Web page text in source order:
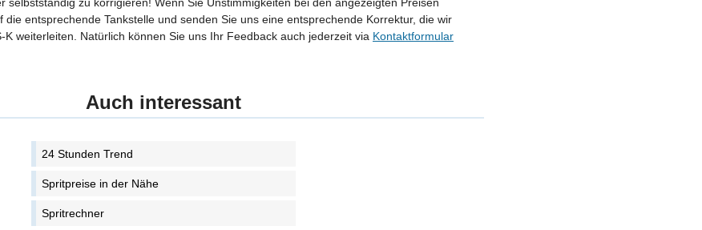
die entsprechende Tankstelle und senden Sie uns eine entsprechende Korrektur, die wir
weiterleiten. Natürlich können Sie uns Ihr Feedback auch jederzeit via Kontaktformular
Auch interessant
24 Stunden Trend
Spritpreise in der Nähe
Spritrechner